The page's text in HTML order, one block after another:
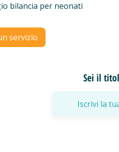
bilancia per neonati
servizio
Sei il
Iscrivi la